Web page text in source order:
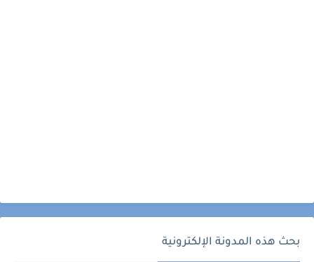
بحث هذه المدونة الإلكترونية